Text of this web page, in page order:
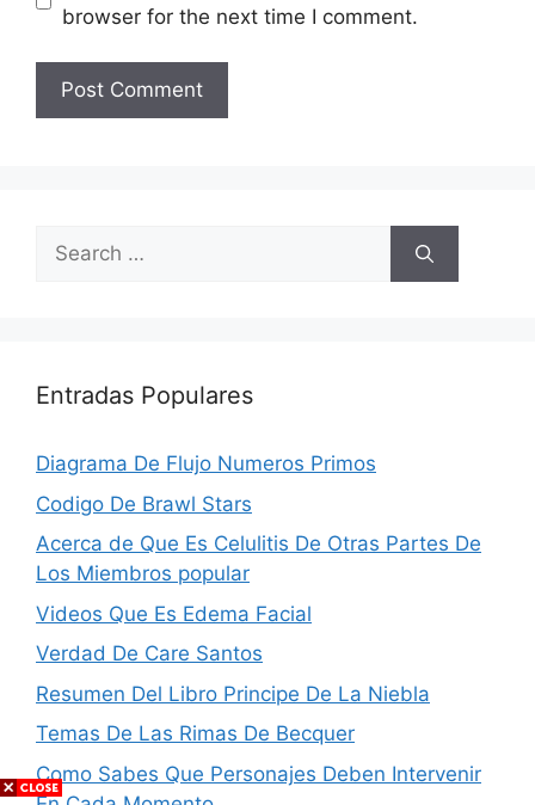
browser for the next time I comment.
Search
for:
Entradas Populares
Diagrama De Flujo Numeros Primos
Codigo De Brawl Stars
Acerca de Que Es Celulitis De Otras Partes De
Los Miembros popular
Videos Que Es Edema Facial
Verdad De Care Santos
Resumen Del Libro Principe De La Niebla
Temas De Las Rimas De Becquer
Como Sabes Que Personajes Deben Intervenir